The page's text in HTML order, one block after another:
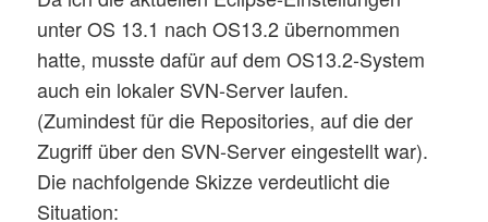
unter OS 13.1 nach OS13.2 übernommen
hatte, musste dafür auf dem OS13.2-System
auch ein lokaler SVN-Server laufen.
(Zumindest für die Repositories, auf die der
Zugriff über den SVN-Server eingestellt war).
Die nachfolgende Skizze verdeutlicht die
Situation: